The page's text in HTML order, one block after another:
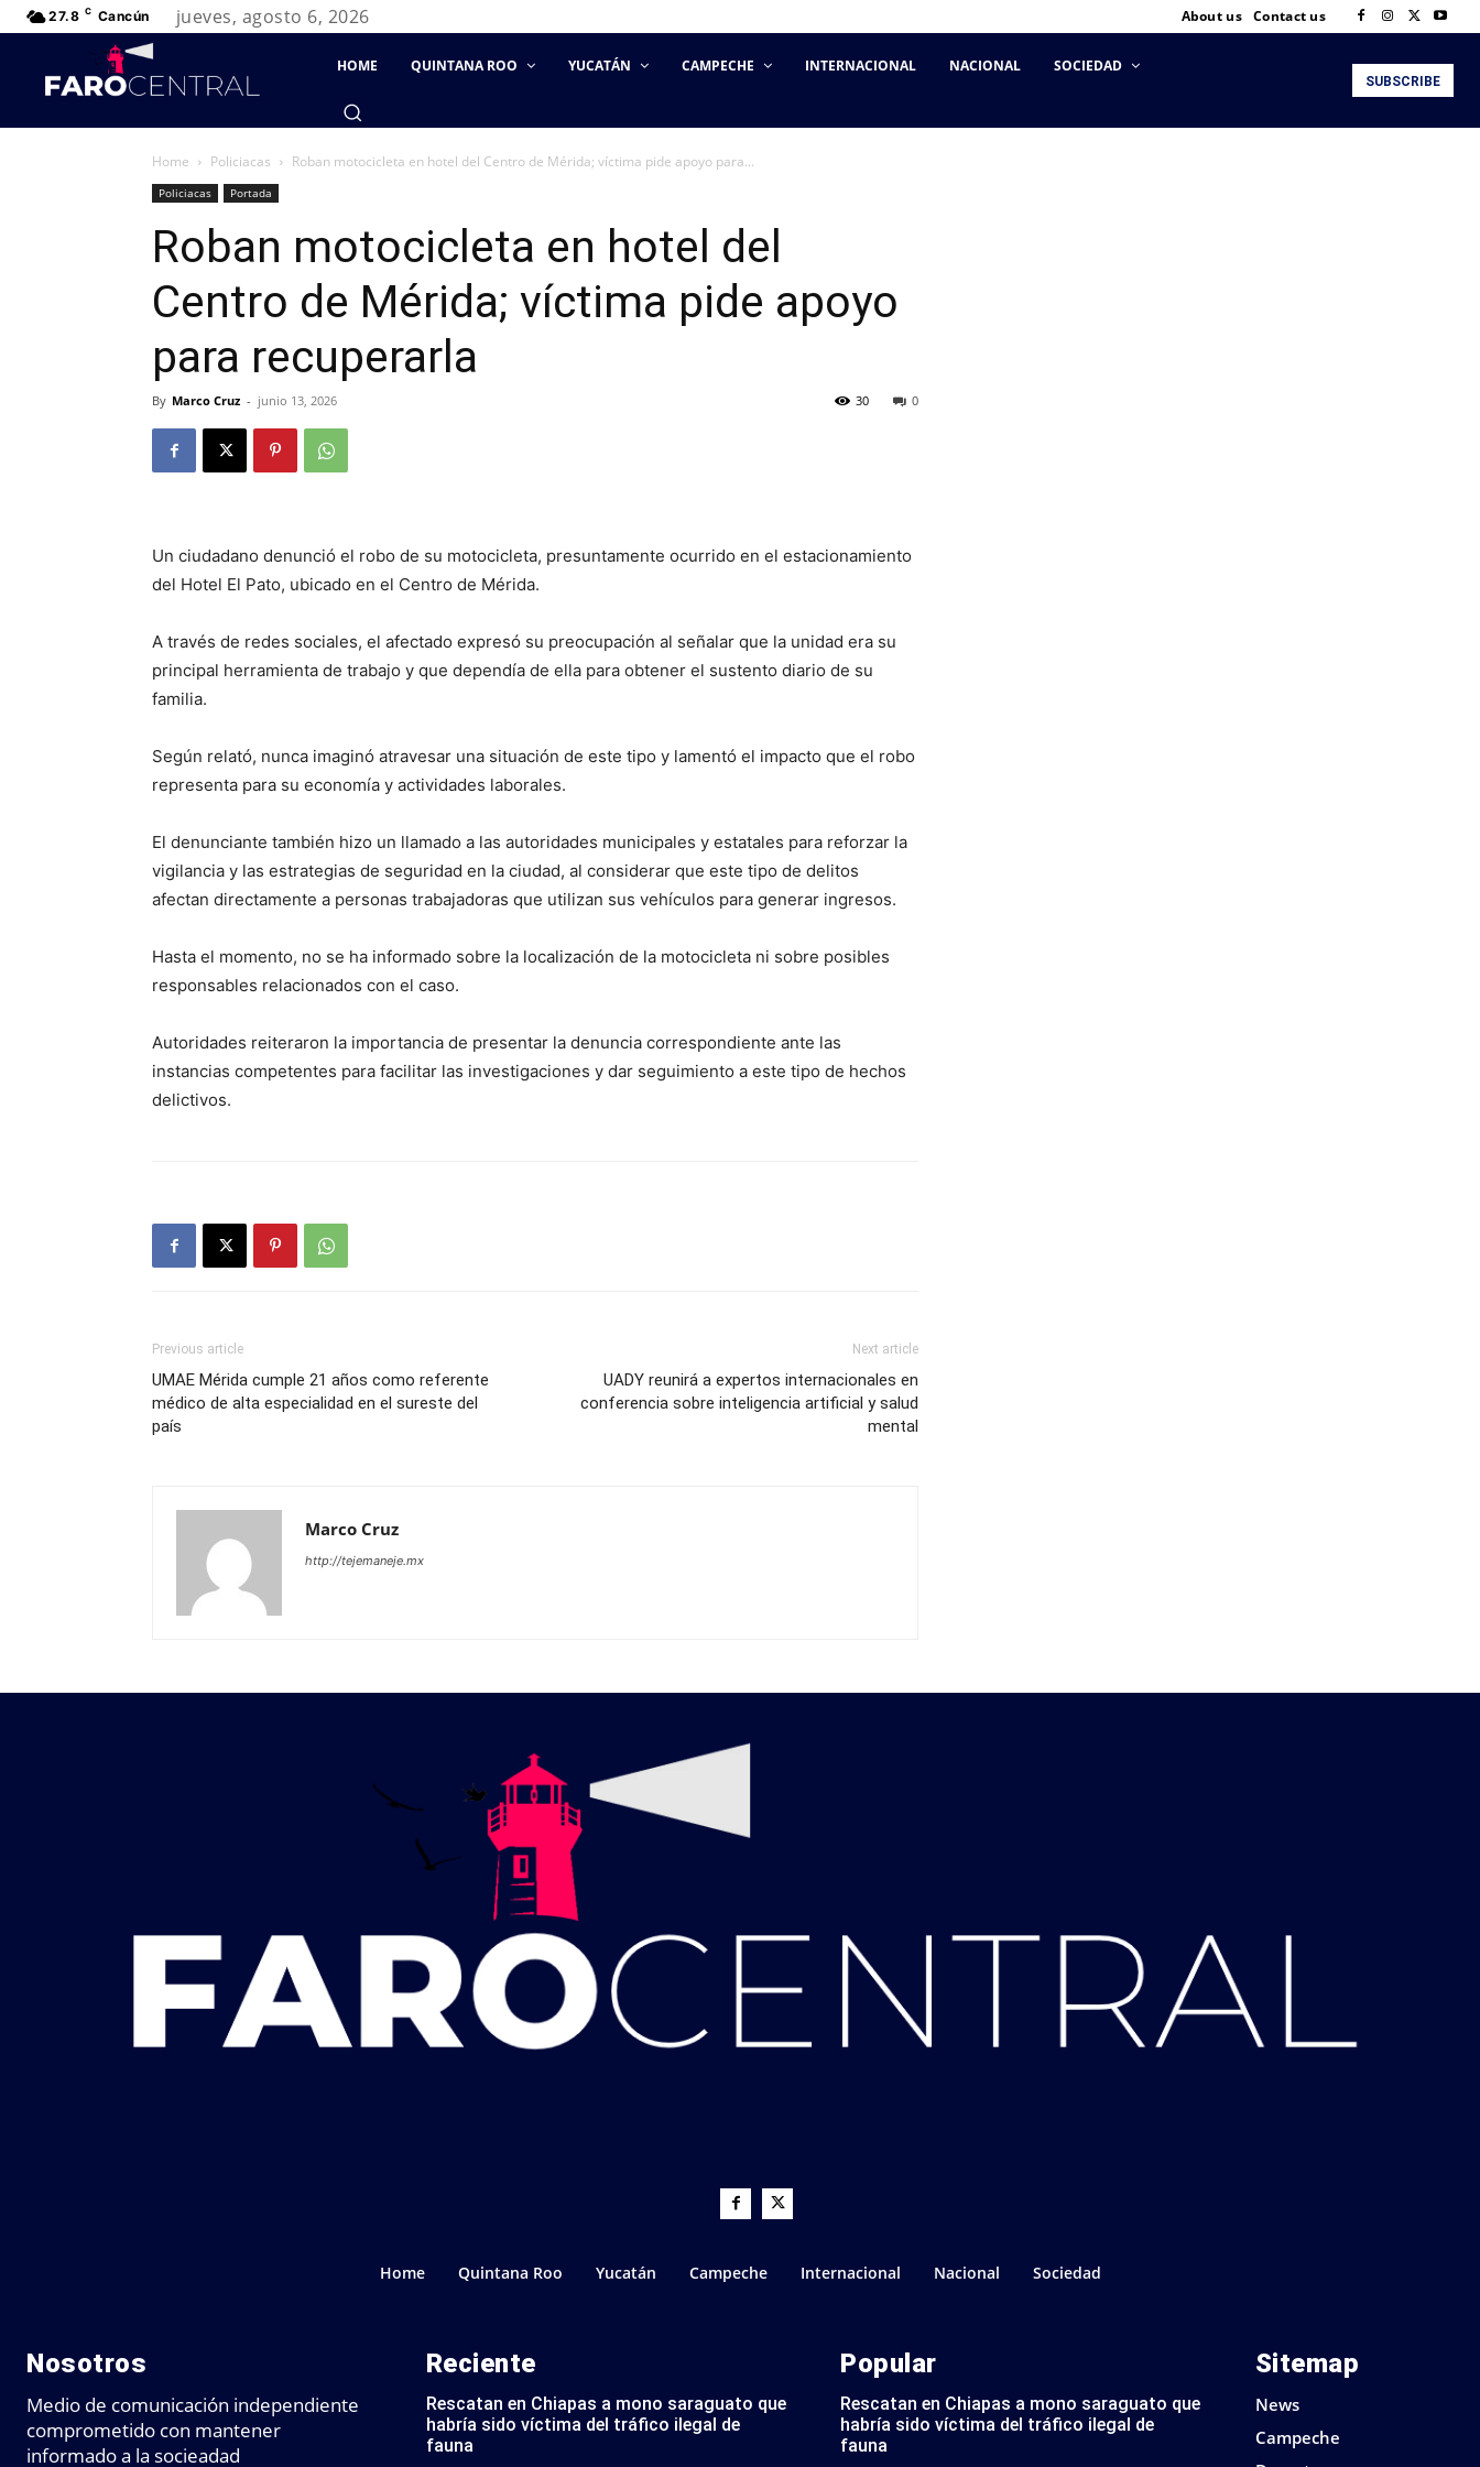
27.8 C Cancún jueves, agosto 6, 2026 About us Contact us
HOME QUINTANA ROO YUCATÁN CAMPECHE INTERNACIONAL NACIONAL SOCIEDAD
SUBSCRIBE
Home Policiacas Roban motocicleta en hotel del Centro de Mérida; víctima pide apoyo para...
Policiacas Portada
Roban motocicleta en hotel del
Centro de Mérida; víctima pide apoyo
para recuperarla
By Marco Cruz - junio 13, 2026 0
30
Un ciudadano denunció el robo de su motocicleta, presuntamente ocurrido en el estacionamiento
del Hotel El Pato, ubicado en el Centro de Mérida.
A través de redes sociales, el afectado expresó su preocupación al señalar que la unidad era su
principal herramienta de trabajo y que dependía de ella para obtener el sustento diario de su
familia.
Según relató, nunca imaginó atravesar una situación de este tipo y lamentó el impacto que el robo
representa para su economía y actividades laborales.
El denunciante también hizo un llamado a las autoridades municipales y estatales para reforzar la
vigilancia y las estrategias de seguridad en la ciudad, al considerar que este tipo de delitos
afectan directamente a personas trabajadoras que utilizan sus vehículos para generar ingresos.
Hasta el momento, no se ha informado sobre la localización de la motocicleta ni sobre posibles
responsables relacionados con el caso.
Autoridades reiteraron la importancia de presentar la denuncia correspondiente ante las
instancias competentes para facilitar las investigaciones y dar seguimiento a este tipo de hechos
delictivos.
Previous article
UMAE Mérida cumple 21 años como referente
médico de alta especialidad en el sureste del
país
Next article
UADY reunirá a expertos internacionales en
conferencia sobre inteligencia artificial y salud
mental
Marco Cruz
http://tejemaneje.mx
Home Quintana Roo Yucatán Campeche Internacional Nacional Sociedad
Nosotros
Medio de comunicación independiente
comprometido con mantener
informado a la socieadad
Reciente
Rescatan en Chiapas a mono saraguato que
habría sido víctima del tráfico ilegal de
fauna
Popular
Rescatan en Chiapas a mono saraguato que
habría sido víctima del tráfico ilegal de
fauna
Sitemap
News
Campeche